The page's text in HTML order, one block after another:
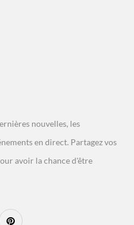
nouvelles, les
en direct. Partagez vos
avoir la chance d'être